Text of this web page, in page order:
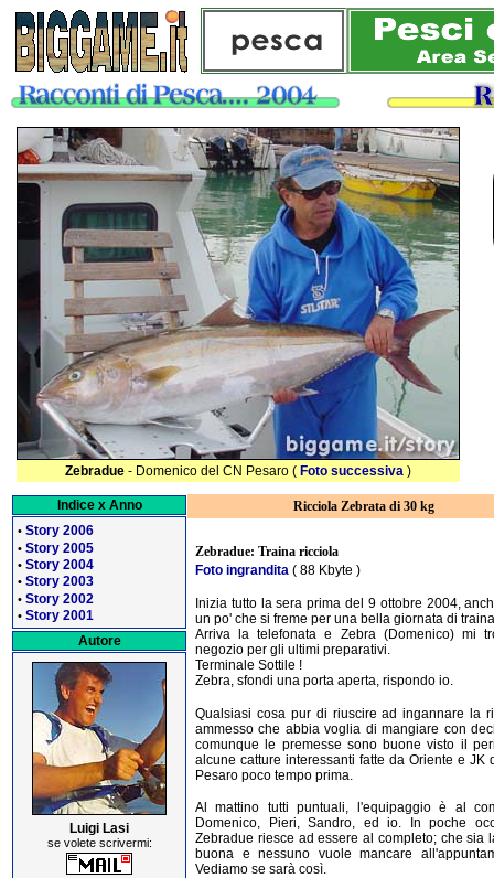
Indice x Anno
• Story 2006
• Story 2005
• Story 2004
• Story 2003
• Story 2002
• Story 2001
Autore
Luigi Lasi
se volete scrivermi:
Ricciola Zebrata di 30 kg
Zebradue: Traina ricciola
Foto ingrandita ( 88 Kbyte )
Inizia tutto la sera prima del 9 ottobre 2004,
un po' che si freme per una bella giornata di
Arriva la telefonata e Zebra (Domenico) mi
negozio per gli ultimi preparativi.
Terminale Sottile !
Zebra, sfondi una porta aperta, rispondo io.
Qualsiasi cosa pur di riuscire ad ingannare la
ammesso che abbia voglia di mangiare con
comunque le premesse sono buone visto il
alcune catture interessanti fatte da Oriente e JK
Pesaro poco tempo prima.
Al mattino tutti puntuali, l'equipaggio è al
Domenico, Pieri, Sandro, ed io. In poche
Zebradue riesce ad essere al completo; che sia
buona e nessuno vuole mancare
Vediamo se sarà così.
Zebradue - Domenico del CN Pesaro ( Foto successiva )